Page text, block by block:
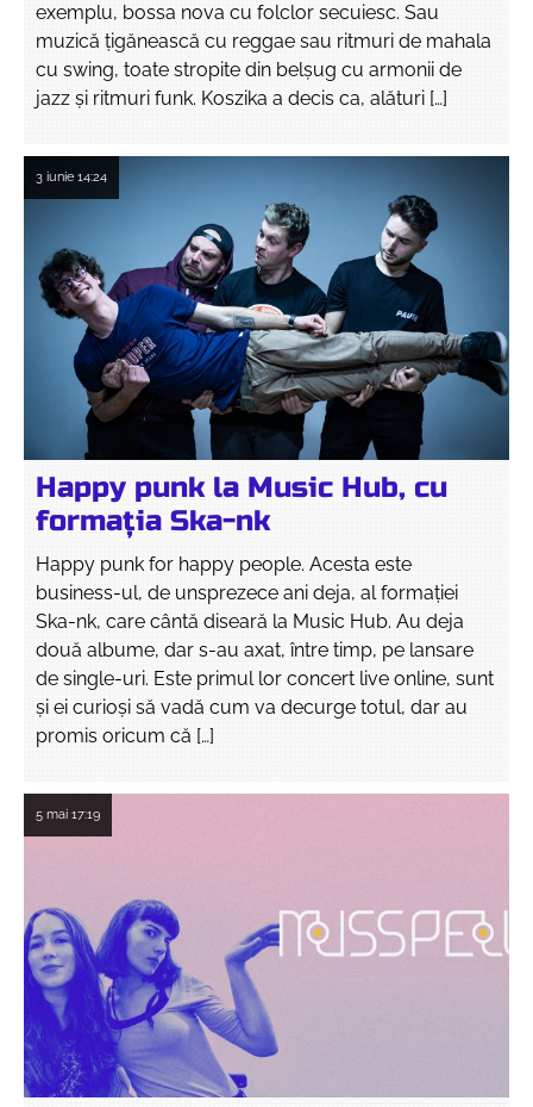
exemplu, bossa nova cu folclor secuiesc. Sau
muzică țigănească cu reggae sau ritmuri de mahala
cu swing, toate stropite din belșug cu armonii de
jazz și ritmuri funk. Koszika a decis ca, alături […]
3 iunie 14:24
Happy punk la Music Hub, cu
formația Ska-nk
Happy punk for happy people. Acesta este
business-ul, de unsprezece ani deja, al formației
Ska-nk, care cântă diseară la Music Hub. Au deja
două albume, dar s-au axat, între timp, pe lansare
de single-uri. Este primul lor concert live online, sunt
și ei curioși să vadă cum va decurge totul, dar au
promis oricum că […]
5 mai 17:19